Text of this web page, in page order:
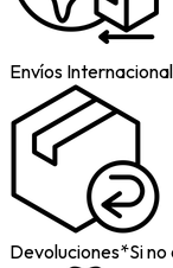
Envíos
Devoluciones*Si